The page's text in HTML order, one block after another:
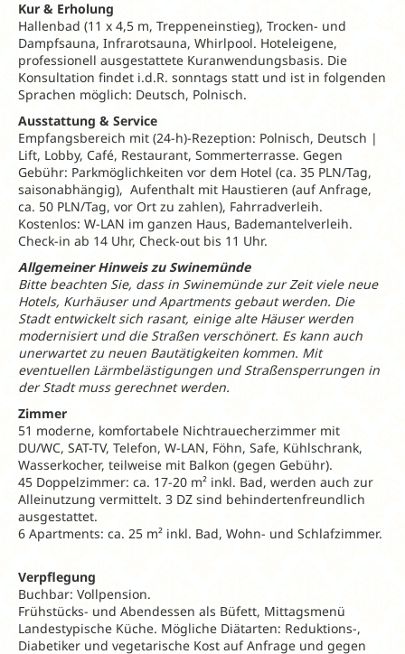
Kur & Erholung
Hallenbad (11 x 4,5 m, Treppeneinstieg), Trocken- und
Dampfsauna, Infrarotsauna, Whirlpool. Hoteleigene,
professionell ausgestattete Kuranwendungsbasis. Die
Konsultation findet i.d.R. sonntags statt und ist in folgenden
Sprachen möglich: Deutsch, Polnisch.
Ausstattung & Service
Empfangsbereich mit (24-h)-Rezeption: Polnisch, Deutsch |
Lift, Lobby, Café, Restaurant, Sommerterrasse. Gegen
Gebühr: Parkmöglichkeiten vor dem Hotel (ca. 35 PLN/Tag,
saisonabhängig), Aufenthalt mit Haustieren (auf Anfrage,
ca. 50 PLN/Tag, vor Ort zu zahlen), Fahrradverleih.
Kostenlos: W-LAN im ganzen Haus, Bademantelverleih.
Check-in ab 14 Uhr, Check-out bis 11 Uhr.
Allgemeiner Hinweis zu Swinemünde
Bitte beachten Sie, dass in Swinemünde zur Zeit viele neue
Hotels, Kurhäuser und Apartments gebaut werden. Die
Stadt entwickelt sich rasant, einige alte Häuser werden
modernisiert und die Straßen verschönert. Es kann auch
unerwartet zu neuen Bautätigkeiten kommen. Mit
eventuellen Lärmbelästigungen und Straßensperrungen in
der Stadt muss gerechnet werden.
Zimmer
51 moderne, komfortabele Nichtrauecherzimmer mit
DU/WC, SAT-TV, Telefon, W-LAN, Föhn, Safe, Kühlschrank,
Wasserkocher, teilweise mit Balkon (gegen Gebühr).
45 Doppelzimmer: ca. 17-20 m² inkl. Bad, werden auch zur
Alleinutzung vermittelt. 3 DZ sind behindertenfreundlich
ausgestattet.
6 Apartments: ca. 25 m² inkl. Bad, Wohn- und Schlafzimmer.
Verpflegung
Buchbar: Vollpension.
Frühstücks- und Abendessen als Büfett, Mittagsmenü
Landestypische Küche. Mögliche Diätarten: Reduktions-,
Diabetiker und vegetarische Kost auf Anfrage und gegen